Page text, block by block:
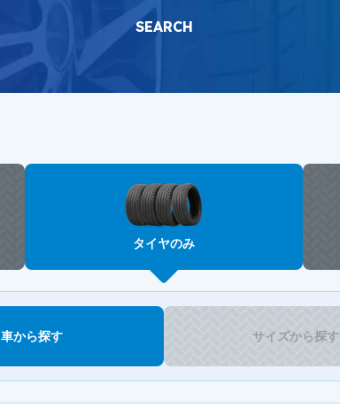
SEARCH
タイヤのみ
車から探す サイズから探す